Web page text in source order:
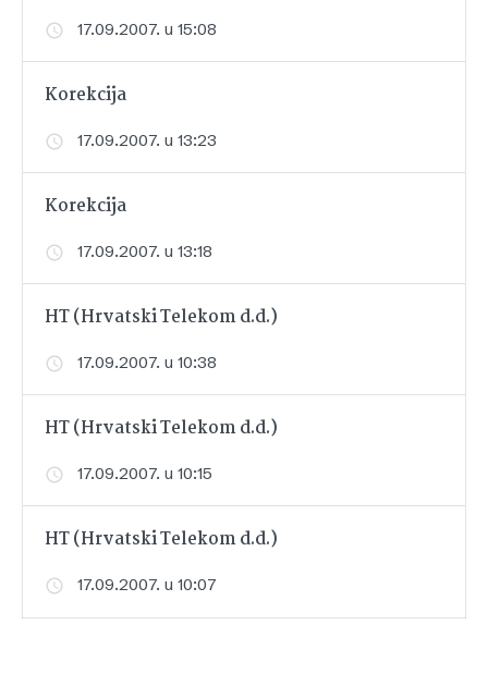
17.09.2007. u 15:08
Korekcija
17.09.2007. u 13:23
Korekcija
17.09.2007. u 13:18
HT (Hrvatski Telekom d.d.)
17.09.2007. u 10:38
HT (Hrvatski Telekom d.d.)
17.09.2007. u 10:15
HT (Hrvatski Telekom d.d.)
17.09.2007. u 10:07